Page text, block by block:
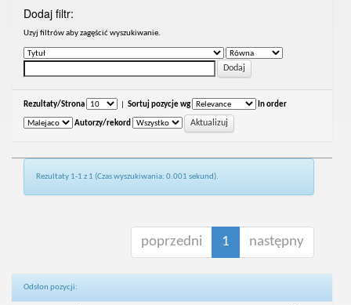
Dodaj filtr:
Uzyj filtrów aby zagęścić wyszukiwanie.
Rezultaty/Strona Sortuj pozycje wg In order
Autorzy/rekord
Rezultaty 1-1 z 1 (Czas wyszukiwania: 0.001 sekund).
poprzedni 1 następny
Odsłon pozycji: